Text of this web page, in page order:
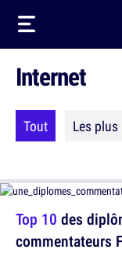
Internet
Tout Les
Top 10 des
commentateurs